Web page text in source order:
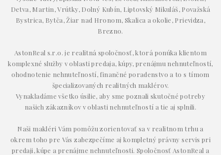
Detva, Martin, Vrútky, Dolný Kubín, Liptovský Mikuláš, Považská
Bystrica, Bytča, Žiar nad Hronom, Skalica a okolie, Prievidza,
Brezno.
AstonReal s.r.o. je realitná spoločnosť, ktorá ponúka klientom
komplexné služby v oblasti predaja, kúpy, prenájmu nehnuteľností,
ohodnotenie nehnuteľností, finančné poradenstvo a to s tímom
špecializovaných realitných maklérov.
Vynakladáme všetko úsilie, aby sme poznali skutočné potreby
našich zákazníkov v oblasti nehnuteľností a tie aj splnili.
Naši makléri Vám pomôžu zorientovať sa v realitnom trhu a
okrem toho pre Vás zabezpečíme aj kompletný právny servis pri
predaji, kúpe a prenájme nehnuteľnosti. Spoločnosť AstonReal a